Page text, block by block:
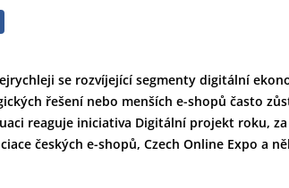
se rozvíjející segmenty digitální
řešení nebo menších e-shopů často
reaguje iniciativa Digitální projekt roku,
českých e-shopů, Czech Online Expo a